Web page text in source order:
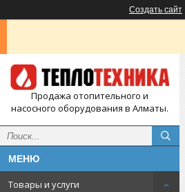
Создать сайт
Продажа отопительного и
насосного оборудования в Алматы.
Товары и услуги